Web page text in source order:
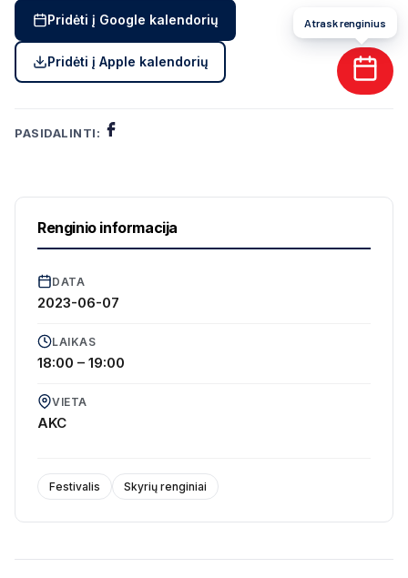
Pridėti į Google kalendorių
Pridėti į Apple kalendorių
PASIDALINTI:
Renginio informacija
DATA
2023-06-07
LAIKAS
18:00 – 19:00
VIETA
AKC
Festivalis Skyrių renginiai
Atrask renginius